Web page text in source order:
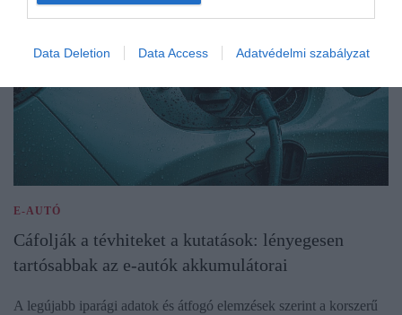
Data Deletion Data Access Adatvédelmi szabályzat
E-AUTÓ
Cáfolják a tévhiteket a kutatások: lényegesen
tartósabbak az e-autók akkumulátorai
A legújabb iparági adatok és átfogó elemzések szerint a korszerű